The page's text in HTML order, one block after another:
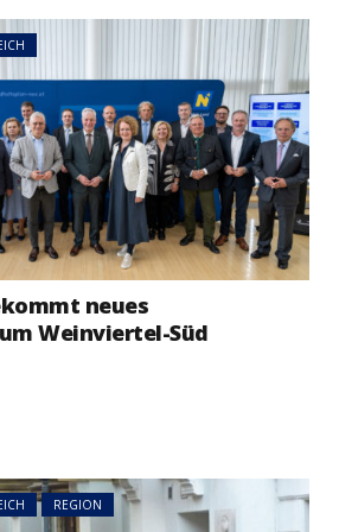
neues
Weinviertel-Süd
REGION